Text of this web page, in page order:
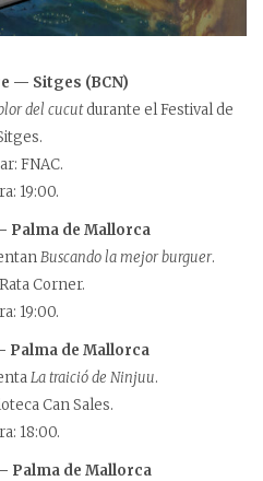
— Sitges (BCN)
del cucutdurante el Festival de
FNAC.
19:00.
Palma de Mallorca
Buscando la mejor burguer.
Corner.
19:00.
Palma de Mallorca
La traició de Ninjuu.
Can Sales.
18:00.
Palma de Mallorca